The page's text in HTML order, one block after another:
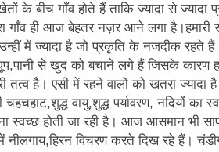
बीच गाँव होते हैं ताकि ज्यादा से ज्यादा
गाँव ही आज बेहतर नज़र आने लगा है।हमारी
में ज्यादा है जो प्रकृति के नजदीक रहते
से खुद को बचाने लगे हैं जिसके कारण
है। एसी में रहने वालों को खतरा ज्यादा
वायु,शुद्ध पर्यावरण, नदियों
स्वच्छ होती जा रही है। आज आसमान भी
नीलगाय,हिरन विचरण करते दिख रहे हैं।